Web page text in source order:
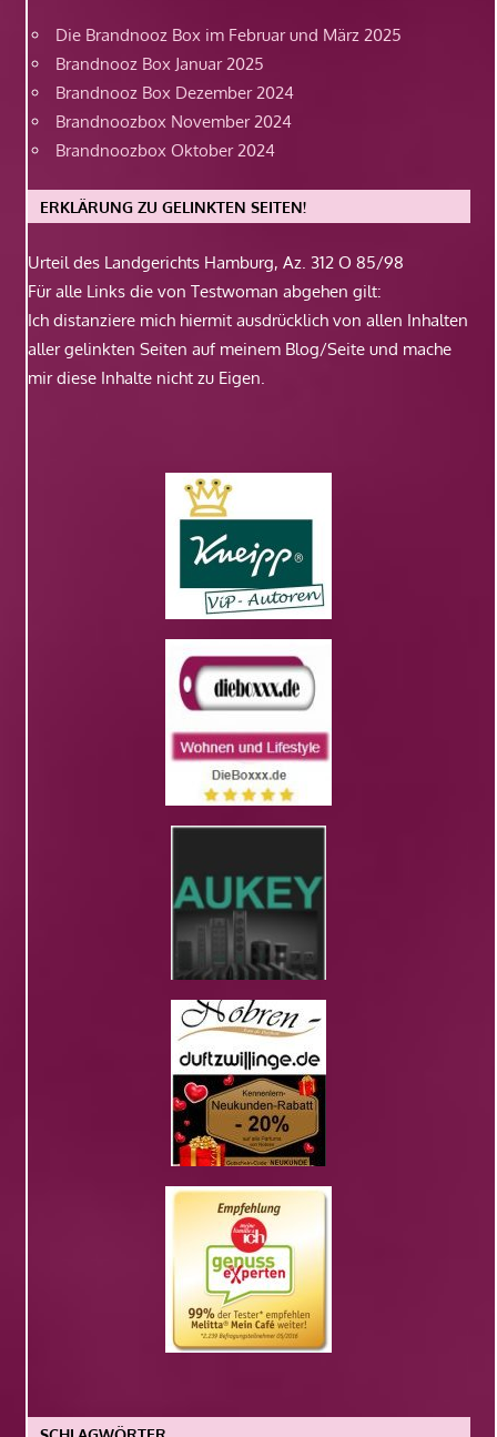
Die Brandnooz Box im Februar und März 2025
Brandnooz Box Januar 2025
Brandnooz Box Dezember 2024
Brandnoozbox November 2024
Brandnoozbox Oktober 2024
ERKLÄRUNG ZU GELINKTEN SEITEN!
Urteil des Landgerichts Hamburg, Az. 312 O 85/98
Für alle Links die von Testwoman abgehen gilt:
Ich distanziere mich hiermit ausdrücklich von allen Inhalten
aller gelinkten Seiten auf meinem Blog/Seite und mache
mir diese Inhalte nicht zu Eigen.